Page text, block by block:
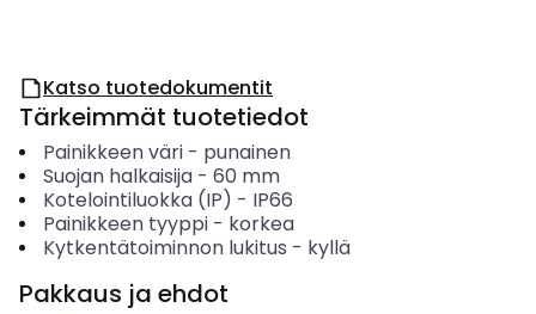
Katso tuotedokumentit
Tärkeimmät tuotetiedot
Painikkeen väri- punainen
Suojan halkaisija- 60 mm
Kotelointiluokka (IP) - IP66
Painikkeen tyyppi- korkea
Kytkentätoiminnon lukitus - kyllä
Pakkaus ja ehdot